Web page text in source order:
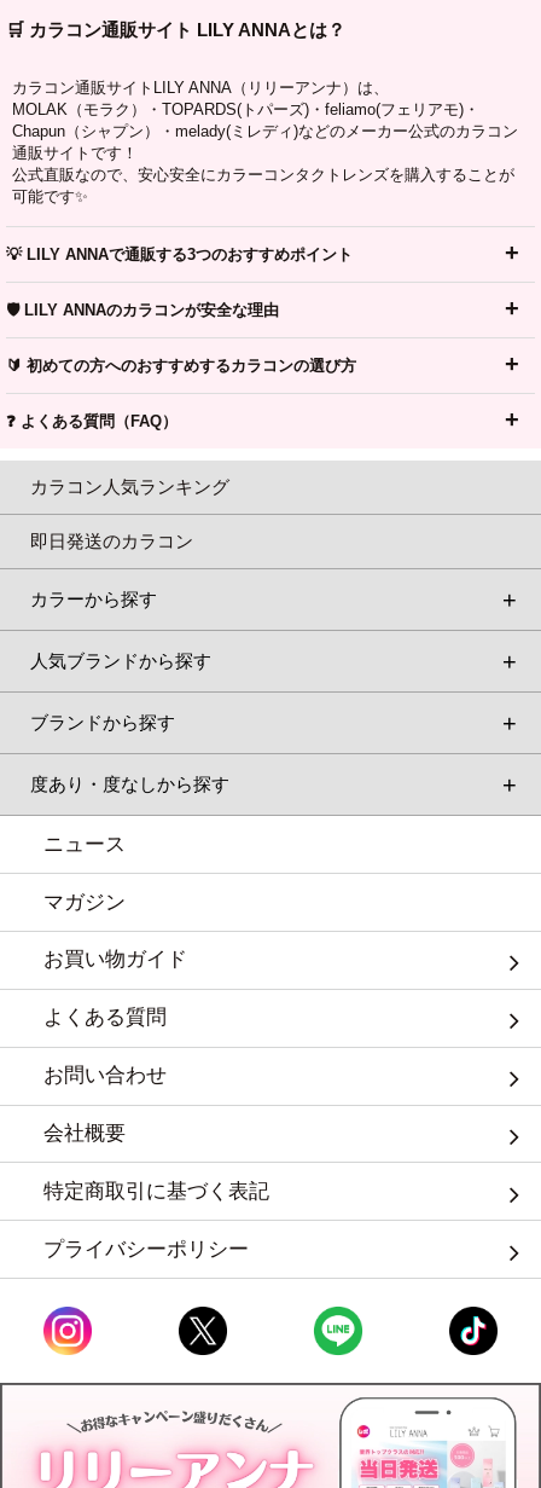
🛒 カラコン通販サイト LILY ANNAとは？
カラコン通販サイトLILY ANNA（リリーアンナ）は、
MOLAK（モラク）・TOPARDS(トパーズ)・feliamo(フェリアモ)・
Chapun（シャプン）・melady(ミレディ)などのメーカー公式のカラコン
通販サイトです！
公式直販なので、安心安全にカラーコンタクトレンズを購入することが
可能です✨
💡 LILY ANNAで通販する3つのおすすめポイント
🛡️ LILY ANNAのカラコンが安全な理由
🔰 初めての方へのおすすめするカラコンの選び方
❓ よくある質問（FAQ）
カラコン人気ランキング
即日発送のカラコン
カラーから探す
人気ブランドから探す
ブランドから探す
度あり・度なしから探す
ニュース
マガジン
お買い物ガイド
よくある質問
お問い合わせ
会社概要
特定商取引に基づく表記
プライバシーポリシー